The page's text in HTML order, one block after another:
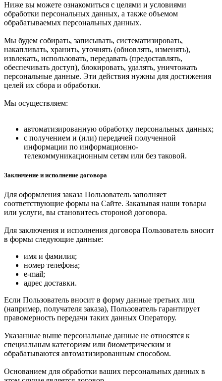
Ниже вы можете ознакомиться с целями и условиями
обработки персональных данных, а также объемом
обрабатываемых персональных данных.
Мы будем собирать, записывать, систематизировать,
накапливать, хранить, уточнять (обновлять, изменять),
извлекать, использовать, передавать (предоставлять,
обеспечивать доступ), блокировать, удалять, уничтожать
персональные данные. Эти действия нужны для достижения
целей их сбора и обработки.
Мы осуществляем:
автоматизированную обработку персональных данных;
с получением и (или) передачей полученной
информации по информационно-
телекоммуникационным сетям или без таковой.
Заключение и исполнение договора
Для оформления заказа Пользователь заполняет
соответствующие формы на Сайте. Заказывая наши товары
или услуги, вы становитесь стороной договора.
Для заключения и исполнения договора Пользователь вносит
в формы следующие данные:
имя и фамилия;
номер телефона;
e-mail;
адрес доставки.
Если Пользователь вносит в форму данные третьих лиц
(например, получателя заказа), Пользователь гарантирует
правомерность передачи таких данных Оператору.
Указанные выше персональные данные не относятся к
специальным категориям или биометрическим и
обрабатываются автоматизированным способом.
Основанием для обработки ваших персональных данных в